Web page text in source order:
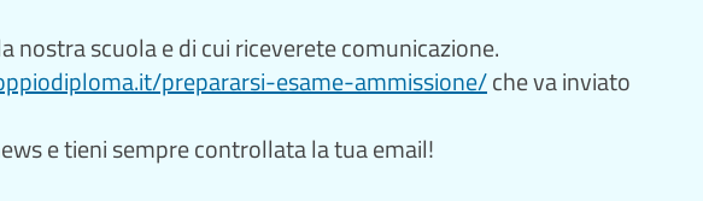
nostra scuola e di cui riceverete comunicazione.
prepararsi-esame-ammissione/che va inviato
e tieni sempre controllata la tua email!